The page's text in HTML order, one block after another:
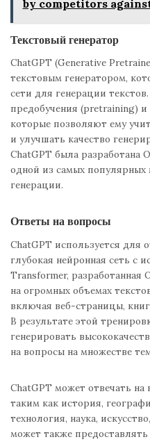
by competitors
Текстовый генератор
ChatGPT (Generative
текстовым генератором,
сети для генерации
предобучения (pretraining)
которые позволяют ему
и улучшать качество
ChatGPT была разработана
одной из самых популярных
генерации.
Ответы на вопросы
ChatGPT используется для
глубокая нейронная сеть с
Transformer, разработанная
на огромных объемах
включая веб-страницы,
В результате этой
генерировать
на вопросы на множестве
ChatGPT может отвечать
таким как история,
технология, наука,
может также